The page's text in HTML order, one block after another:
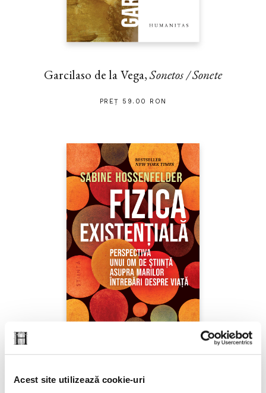
Acest site utilizează cookie-uri
Garcilaso de la Vega,Sonetos / Sonete
PREȚ 59.00 RON
Sabine Hossenfelder,Fizica existenţială